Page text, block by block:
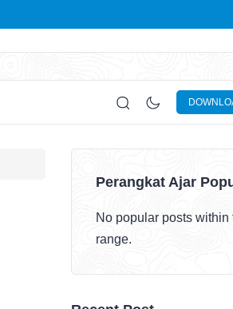
Perangkat Ajar
No popular posts within
range.